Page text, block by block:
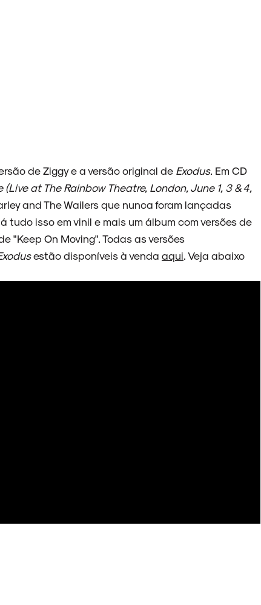
de Ziggy e a versão original de Exodus. Em CD
(Live at The Rainbow Theatre, London, June 1, 3 & 4,
and The Wailers que nunca foram lançadas
tudo isso em vinil e mais um álbum com versões de
"Keep On Moving". Todas as versões
estão disponíveis à venda aqui . Veja abaixo